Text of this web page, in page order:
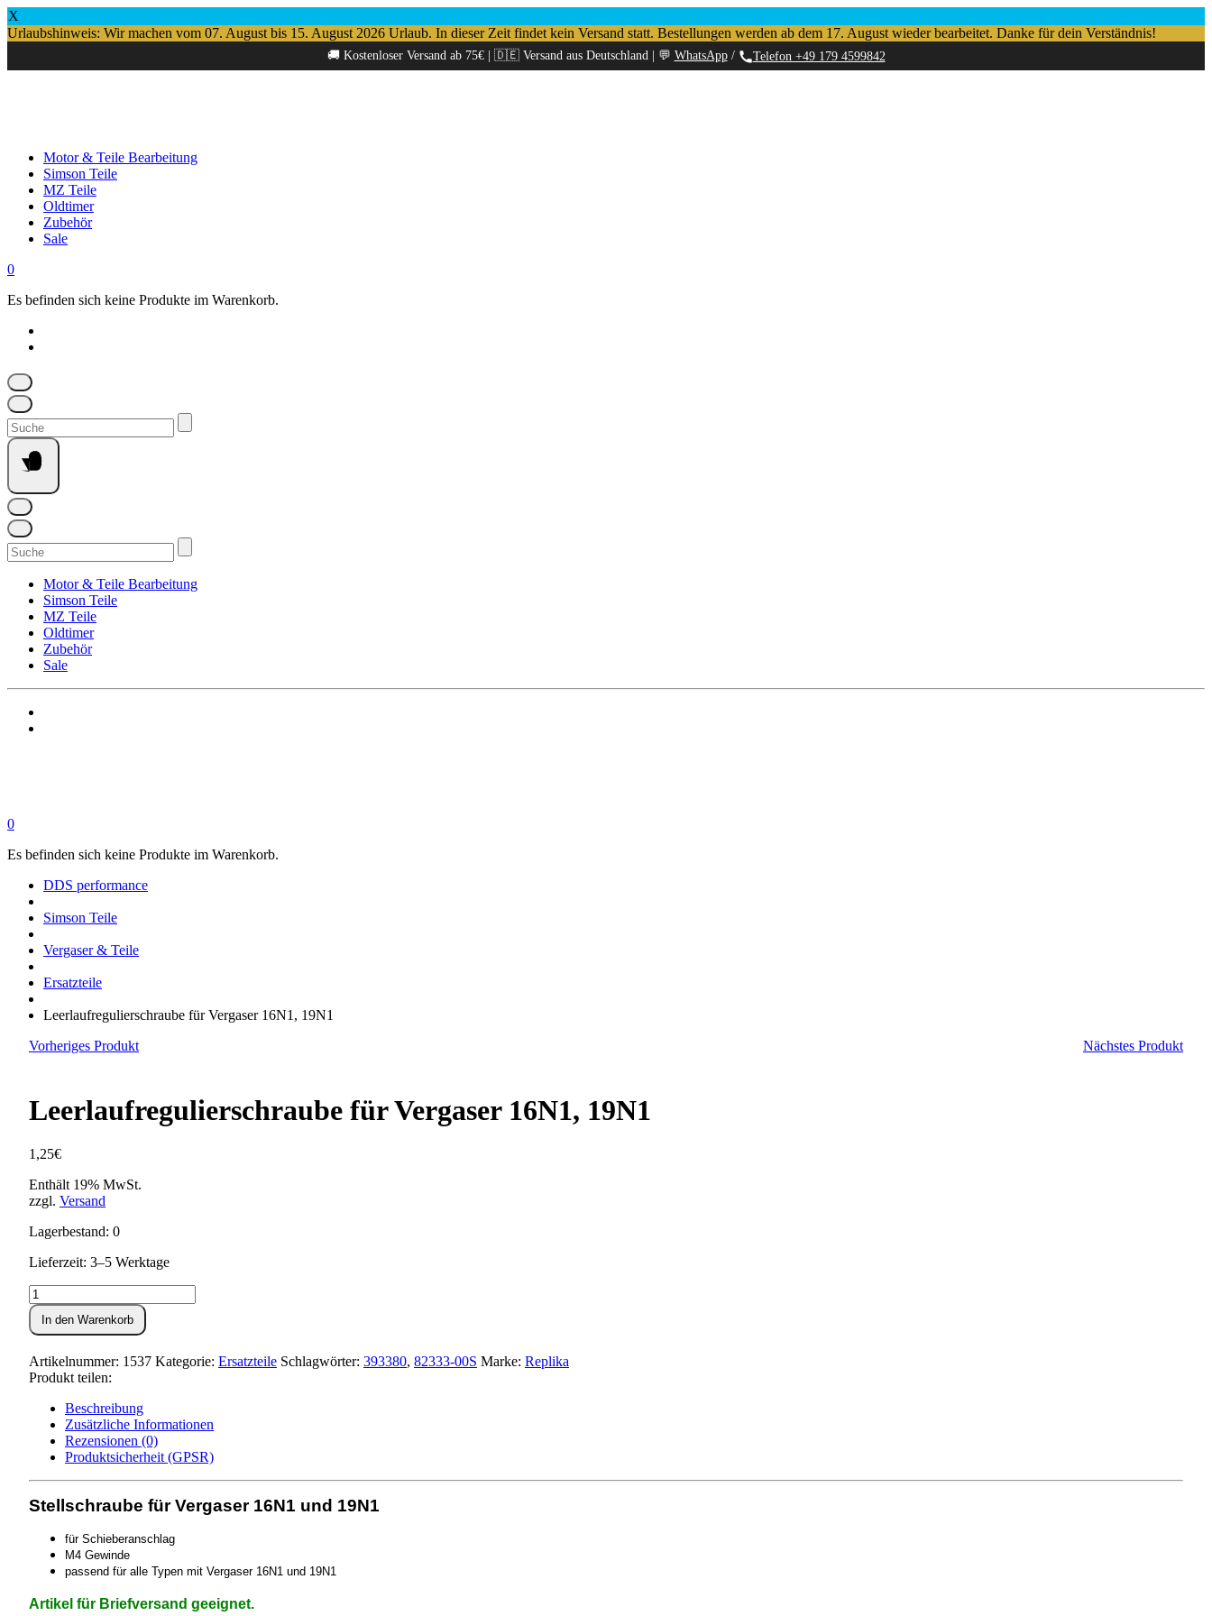
X
Urlaubshinweis: Wir machen vom 07. August bis 15. August 2026 Urlaub. In dieser Zeit findet kein Versand statt. Bestellungen werden ab dem 17. August wieder bearbeitet. Danke für dein Verständnis!
🚚 Kostenloser Versand ab 75€ | 🇩🇪 Versand aus Deutschland | 💬 WhatsApp/ Telefon +49 179 4599842
Motor & Teile Bearbeitung
Simson Teile
MZ Teile
Oldtimer
Zubehör
Sale
0
Es befinden sich keine Produkte im Warenkorb.
Suchen
nach:
Suchen
nach:
Motor & Teile Bearbeitung
Simson Teile
MZ Teile
Oldtimer
Zubehör
Sale
0
Es befinden sich keine Produkte im Warenkorb.
DDS performance
Simson Teile
Vergaser & Teile
Ersatzteile
Leerlaufregulierschraube für Vergaser 16N1, 19N1
Vorheriges Produkt
Nächstes Produkt
Leerlaufregulierschraube für Vergaser 16N1, 19N1
1,25€
Enthält 19% MwSt.
zzgl. Versand
Lagerbestand: 0
Lieferzeit: 3–5 Werktage
Leerlaufregulierschraube
für
Vergaser
16N1,
19N1
Menge
In den Warenkorb
Artikelnummer: 1537 Kategorie: Ersatzteile Schlagwörter: 393380, 82333-00S Marke: Replika
Produkt teilen:
Beschreibung
Zusätzliche Informationen
Rezensionen (0)
Produktsicherheit (GPSR)
Stellschraube für Vergaser 16N1 und 19N1
für Schieberanschlag
M4 Gewinde
passend für alle Typen mit Vergaser 16N1 und 19N1
Artikel für Briefversand geeignet.